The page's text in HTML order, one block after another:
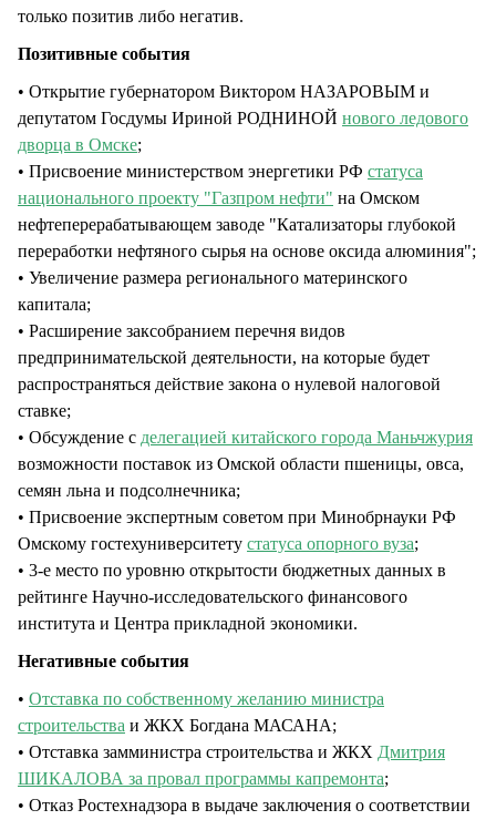
только позитив либо негатив.
Позитивные события
• Открытие губернатором Виктором НАЗАРОВЫМ и
депутатом Госдумы Ириной РОДНИНОЙ нового ледового
дворца в Омске;
• Присвоение министерством энергетики РФ статуса
национального проекту "Газпром нефти" на Омском
нефтеперерабатывающем заводе "Катализаторы глубокой
переработки нефтяного сырья на основе оксида алюминия";
• Увеличение размера регионального материнского
капитала;
• Расширение заксобранием перечня видов
предпринимательской деятельности, на которые будет
распространяться действие закона о нулевой налоговой
ставке;
• Обсуждение с делегацией китайского города Маньчжурия
возможности поставок из Омской области пшеницы, овса,
семян льна и подсолнечника;
• Присвоение экспертным советом при Минобрнауки РФ
Омскому гостехуниверситету статуса опорного вуза;
• 3-е место по уровню открытости бюджетных данных в
рейтинге Научно-исследовательского финансового
института и Центра прикладной экономики.
Негативные события
• Отставка по собственному желанию министра
строительства и ЖКХ Богдана МАСАНА;
• Отставка замминистра строительства и ЖКХ Дмитрия
ШИКАЛОВА за провал программы капремонта;
• Отказ Ростехнадзора в выдаче заключения о соответствии